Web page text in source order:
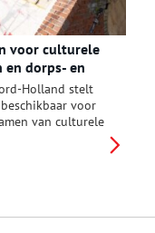
voor culturele
dorps- en
Holland stelt
voor
van culturele
is €1 miljoen
dorps- en